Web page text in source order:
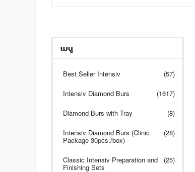
เมนู
Best Seller Intensiv (57)
Intensiv Diamond Burs (1617)
Diamond Burs with Tray (8)
Intensiv Diamond Burs (Clinic
Package 30pcs./box)
(28)
Classic Intensiv Preparation and
Finishing Sets
(25)